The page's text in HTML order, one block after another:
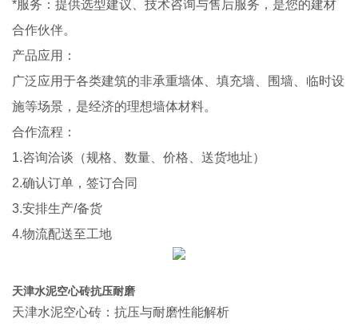
*服务：提供选型建议、技术咨询与售后服务，是您的建材
合作伙伴。
产品应用：
广泛应用于各类建筑的非承重墙体、填充墙、围墙、临时设
施等场景，是经济的理想墙体材料。
合作流程：
1.咨询洽谈（规格、数量、价格、送货地址）
2.确认订单，签订合同
3.安排生产/备货
4.物流配送至工地
天津水泥空心砖抗压耐磨
天津水泥空心砖：抗压与耐磨性能解析